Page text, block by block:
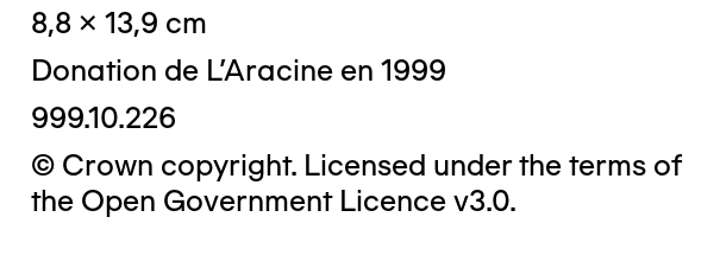
8,8 x 13,9 cm
Donation de L'Aracine en 1999
999.10.226
© Crown copyright. Licensed under the terms of
the Open Government Licence v3.0.